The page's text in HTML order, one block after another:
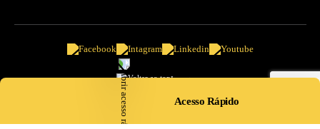
Acesso Rápido
Ir ao topo